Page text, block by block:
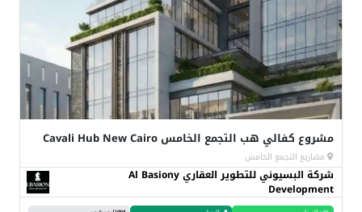
مشروع كفالي هب التجمع الخامس Cavali Hub New Cairo
مشاريع التجمع الخامس
شركة البسيوني للتطوير العقاري Al Basiony
Development